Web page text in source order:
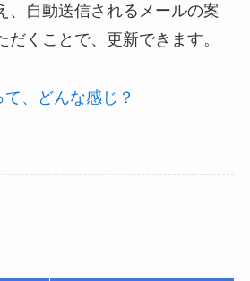
、自動送信されるメールの案
だくことで、更新できます。
、どんな感じ？